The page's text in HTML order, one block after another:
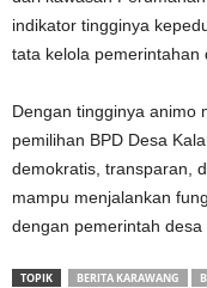
indikator tingginya
tata kelola pemerintahan
Dengan tingginya animo
pemilihan BPD Desa
demokratis, transparan,
mampu menjalankan
dengan pemerintah desa
TOPIK BERITA KARAWANG